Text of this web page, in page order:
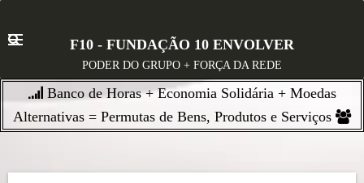
c
F10 - FUNDAÇÃO 10 ENVOLVER
PODER DO GRUPO + FORÇA DA REDE
Banco de Horas + Economia Solidária + Moedas
Alternativas = Permutas de Bens, Produtos e Serviços